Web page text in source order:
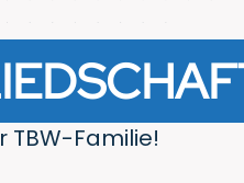
TBW-Familie!